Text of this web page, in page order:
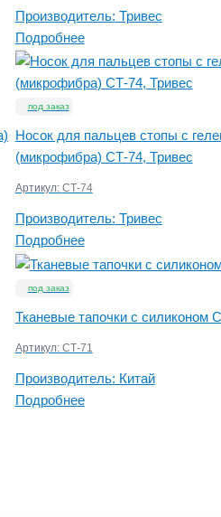
Производитель: Тривес
Подробнее
под заказ
Носок для пальцев стопы с
(микрофибра) СТ-74, Тривес
Артикул: СТ-74
Производитель: Тривес
Подробнее
под заказ
Тканевые тапочки с силиконом
Артикул: СТ-71
Производитель: Китай
Подробнее